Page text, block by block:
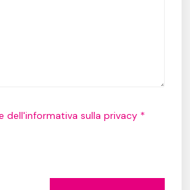
dell'informativa sulla privacy *